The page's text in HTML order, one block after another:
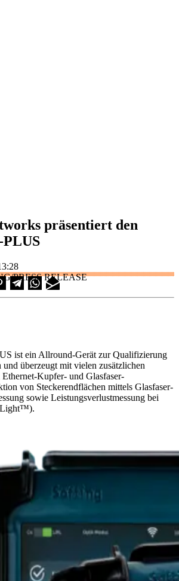
präsentiert den
PRESS RELEASE
ist ein Allround-Gerät zur Qualifizierung
überzeugt mit vielen zusätzlichen
Kupfer- und Glasfaser-
von Steckerendflächen mittels Glasfaser-
sowie Leistungsverlustmessung bei